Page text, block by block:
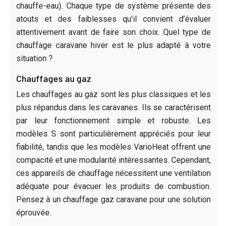
chauffe-eau). Chaque type de système présente des
atouts et des faiblesses qu’il convient d’évaluer
attentivement avant de faire son choix. Quel type de
chauffage caravane hiver est le plus adapté à votre
situation ?
Chauffages au gaz
Les chauffages au gaz sont les plus classiques et les
plus répandus dans les caravanes. Ils se caractérisent
par leur fonctionnement simple et robuste. Les
modèles S sont particulièrement appréciés pour leur
fiabilité, tandis que les modèles VarioHeat offrent une
compacité et une modularité intéressantes. Cependant,
ces appareils de chauffage nécessitent une ventilation
adéquate pour évacuer les produits de combustion.
Pensez à un chauffage gaz caravane pour une solution
éprouvée.